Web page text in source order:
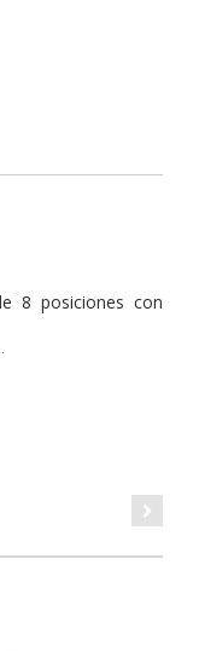
8 posiciones con